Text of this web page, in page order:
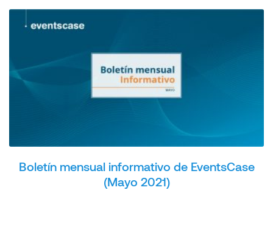
Boletín mensual informativo de EventsCase
(Mayo 2021)